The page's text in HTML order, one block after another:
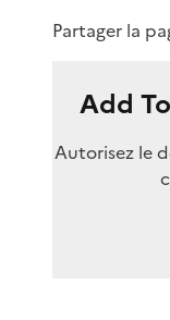
Partager la
Add
Autorisez le